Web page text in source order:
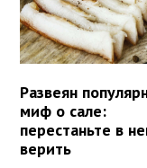
Развеян
миф о сале:
перестаньте в
верить